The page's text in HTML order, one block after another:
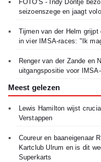
FOTO'S - Indy Dontje
seizoenszege en jaagt
Tijmen van der Helm grijpt
in vier IMSA-races: "Ik
Renger van der Zande en
uitgangspositie voor
Meest gelezen
Lewis Hamilton wijst
Verstappen
Coureur en baaneigenaar
Kartclub Ulrum en is dit
Superkarts